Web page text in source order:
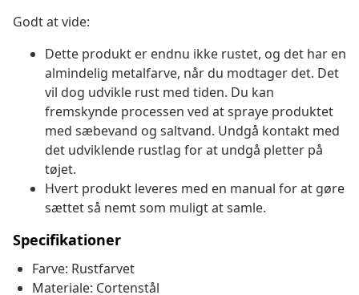
Godt at vide:
Dette produkt er endnu ikke rustet, og det har en
almindelig metalfarve, når du modtager det. Det
vil dog udvikle rust med tiden. Du kan
fremskynde processen ved at spraye produktet
med sæbevand og saltvand. Undgå kontakt med
det udviklende rustlag for at undgå pletter på
tøjet.
Hvert produkt leveres med en manual for at gøre
sættet så nemt som muligt at samle.
Specifikationer
Farve: Rustfarvet
Materiale: Cortenstål